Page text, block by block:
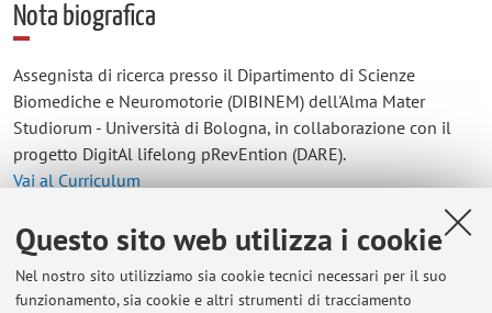
Questo sito web utilizza i cookie
Nel nostro sito utilizziamo sia cookie tecnici necessari per il suo
funzionamento, sia cookie e altri strumenti di tracciamento
Nota biografica
Assegnista di ricerca presso il Dipartimento di Scienze
Biomediche e Neuromotorie (DIBINEM) dell'Alma Mater
Studiorum - Università di Bologna, in collaborazione con il
progetto DigitAl lifelong pRevEntion (DARE).
Vai al Curriculum
Contatti
E-mail: thomas.fiumana2@unibo.it